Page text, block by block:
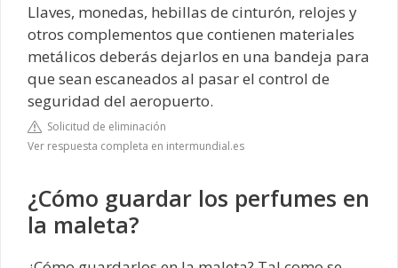
Llaves, monedas, hebillas de cinturón, relojes y
otros complementos que contienen materiales
metálicos deberás dejarlos en una bandeja para
que sean escaneados al pasar el control de
seguridad del aeropuerto.
Solicitud de eliminación
Ver respuesta completa en intermundial.es
¿Cómo guardar los perfumes en
la maleta?